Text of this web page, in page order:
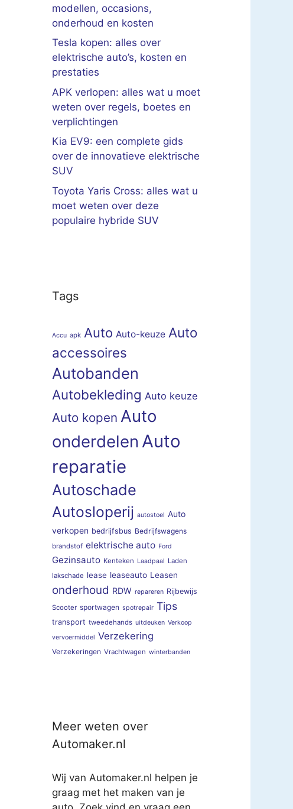
modellen, occasions,
onderhoud en kosten
Tesla kopen: alles over
elektrische auto’s, kosten en
prestaties
APK verlopen: alles wat u moet
weten over regels, boetes en
verplichtingen
Kia EV9: een complete gids
over de innovatieve elektrische
SUV
Toyota Yaris Cross: alles wat u
moet weten over deze
populaire hybride SUV
Tags
Accu apk Auto Auto-keuze Auto
accessoires
Autobanden
Autobekleding Auto keuze
Auto kopen Auto
onderdelen Auto
reparatie
Autoschade
Autosloperij autostoel Auto
verkopen bedrijfsbus Bedrijfswagens
brandstof elektrische auto Ford
Gezinsauto Kenteken Laadpaal Laden
lakschade lease leaseauto Leasen
onderhoud RDW repareren Rijbewijs
Scooter sportwagen spotrepair Tips
transport tweedehands uitdeuken Verkoop
vervoermiddel Verzekering
Verzekeringen Vrachtwagen winterbanden
Meer weten over
Automaker.nl
Wij van Automaker.nl helpen je
graag met het maken van je